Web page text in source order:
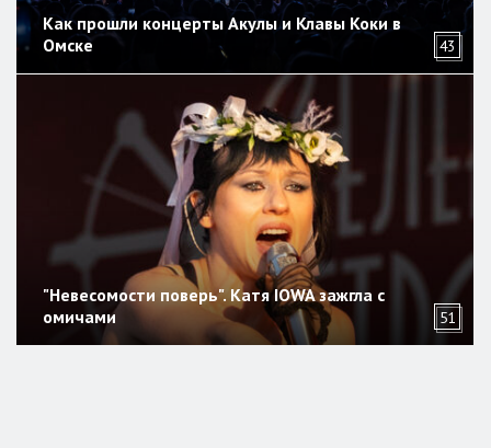
Как прошли концерты Акулы и Клавы Коки в
Омске
43
"Невесомости поверь". Катя IOWA зажгла с
омичами
51